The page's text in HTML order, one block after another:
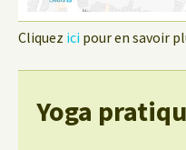
Cliquez ici pour en savoir
Yoga